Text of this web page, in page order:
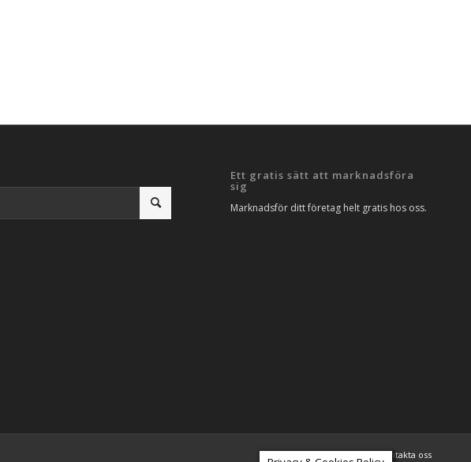
Ett gratis sätt att marknadsföra
sig
Marknadsför ditt företag helt gratis hos oss.
Artiklar SEO Analys Kontakta oss